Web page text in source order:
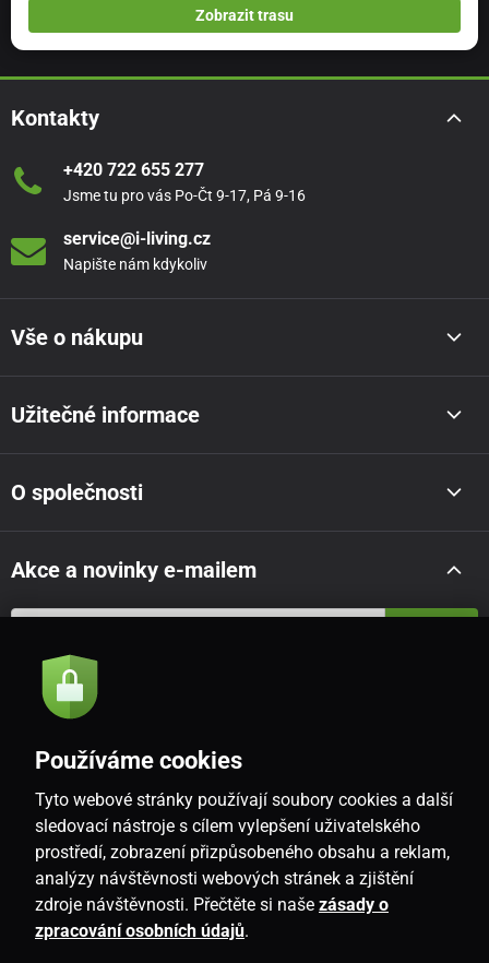
Zobrazit trasu
Kontakty
+420 722 655 277
Jsme tu pro vás Po-Čt 9-17, Pá 9-16
service@i-living.cz
Napište nám kdykoliv
Vše o nákupu
Užitečné informace
O společnosti
Akce a novinky e-mailem
Souhlasím se
CZ
Používáme cookies
Tyto webové stránky používají soubory cookies a další
sledovací nástroje s cílem vylepšení uživatelského
prostředí, zobrazení přizpůsobeného obsahu a reklam,
analýzy návštěvnosti webových stránek a zjištění
zdroje návštěvnosti. Přečtěte si naše zásady o
zpracování osobních údajů.